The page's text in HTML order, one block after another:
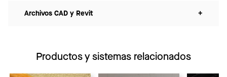
Archivos CAD y Revit +
Productos y sistemas relacionados